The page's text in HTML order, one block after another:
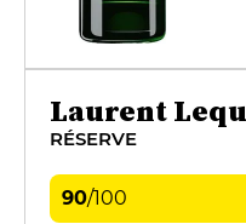
Laurent
RÉSERVE
90/100